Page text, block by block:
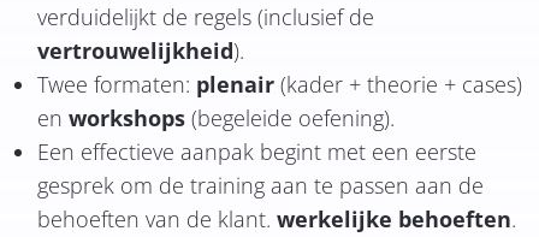
verduidelijkt de regels (inclusief de
vertrouwelijkheid).
Twee formaten: plenair(kader + theorie + cases)
en workshops(begeleide oefening).
Een effectieve aanpak begint met een eerste
gesprek om de training aan te passen aan de
behoeften van de klant. werkelijke behoeften.